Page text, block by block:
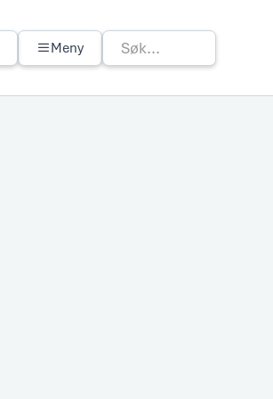
Meny